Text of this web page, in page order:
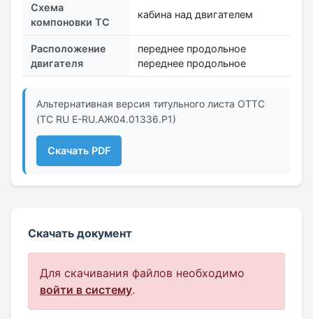
Схема
компоновки ТС
кабина над двигателем
Расположение
двигателя
переднее продольное
переднее продольное
Альтернативная версия титульного листа ОТТС
(ТС RU Е-RU.АЖ04.01336.Р1)
Скачать PDF
Скачать документ
Для скачивания файлов необходимо
войти в систему.